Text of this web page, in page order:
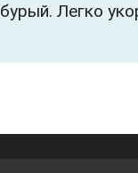
Легко